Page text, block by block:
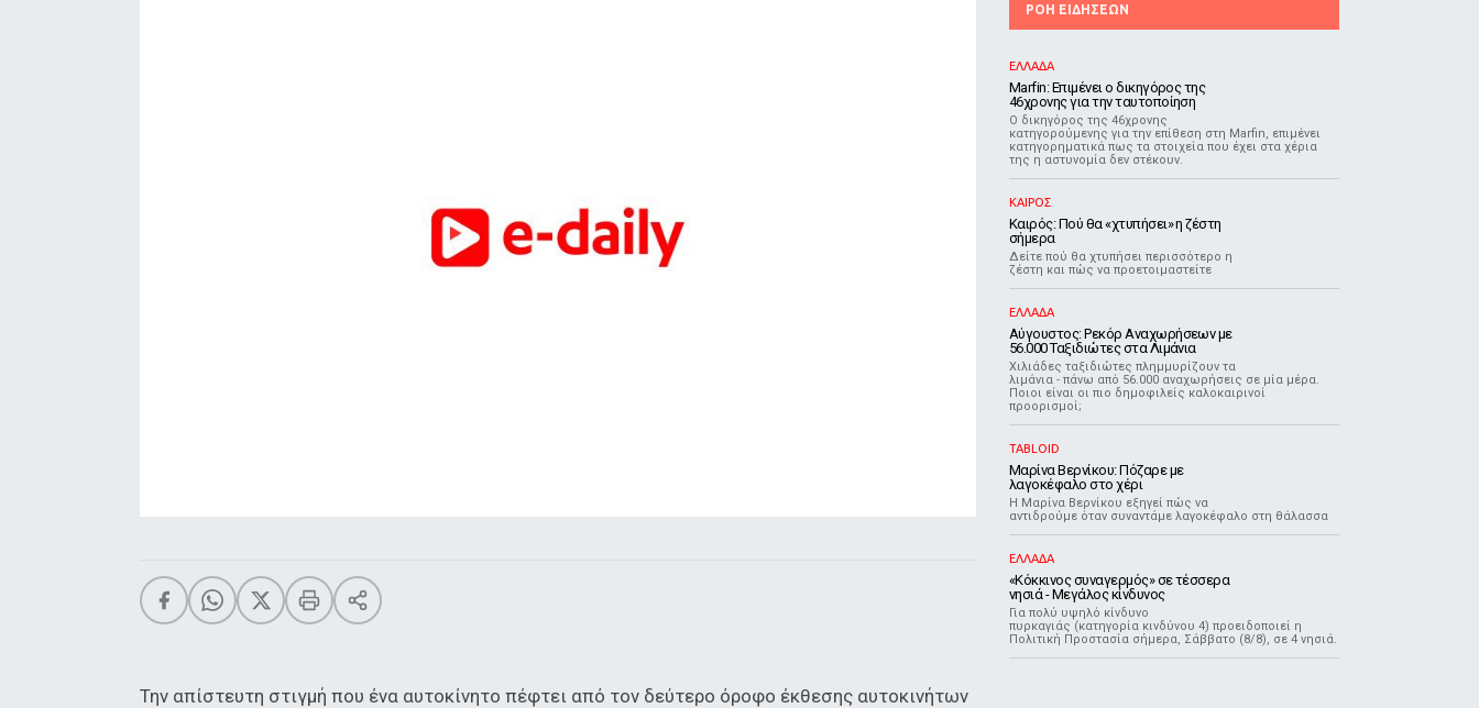
Την απίστευτη στιγμή που ένα αυτοκίνητο πέφτει από τον δεύτερο όροφο έκθεσης αυτοκινήτων
ΡΟΗ ΕΙΔΗΣΕΩΝ
ΕΛΛΑΔΑ
Marfin: Επιμένει ο δικηγόρος της
46χρονης για την ταυτοποίηση
Ο δικηγόρος της 46χρονης
κατηγορούμενης για την επίθεση στη Marfin, επιμένει
κατηγορηματικά πως τα στοιχεία που έχει στα χέρια
της η αστυνομία δεν στέκουν.
ΚΑΙΡΟΣ
Καιρός: Πού θα «χτυπήσει» η ζέστη
σήμερα
Δείτε πού θα χτυπήσει περισσότερο η
ζέστη και πώς να προετοιμαστείτε
ΕΛΛΑΔΑ
Αύγουστος: Ρεκόρ Αναχωρήσεων με
56.000 Ταξιδιώτες στα Λιμάνια
Χιλιάδες ταξιδιώτες πλημμυρίζουν τα
λιμάνια - πάνω από 56.000 αναχωρήσεις σε μία μέρα.
Ποιοι είναι οι πιο δημοφιλείς καλοκαιρινοί
προορισμοί;
TABLOID
Μαρίνα Βερνίκου: Πόζαρε με
λαγοκέφαλο στο χέρι
Η Μαρίνα Βερνίκου εξηγεί πώς να
αντιδρούμε όταν συναντάμε λαγοκέφαλο στη θάλασσα
ΕΛΛΑΔΑ
«Κόκκινος συναγερμός» σε τέσσερα
νησιά - Μεγάλος κίνδυνος
Για πολύ υψηλό κίνδυνο
πυρκαγιάς (κατηγορία κινδύνου 4) προειδοποιεί η
Πολιτική Προστασία σήμερα, Σάββατο (8/8), σε 4 νησιά.